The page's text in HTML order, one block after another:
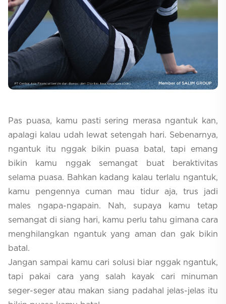
Selfcare
Pas puasa, kamu pasti sering merasa ngantuk kan,
apalagi kalau udah lewat setengah hari. Sebenarnya,
ngantuk itu nggak bikin puasa batal, tapi emang
bikin kamu nggak semangat buat beraktivitas
selama puasa. Bahkan kadang kalau terlalu ngantuk,
kamu pengennya cuman mau tidur aja, trus jadi
males ngapa-ngapain. Nah, supaya kamu tetap
semangat di siang hari, kamu perlu tahu gimana cara
menghilangkan ngantuk yang aman dan gak bikin
batal.
Jangan sampai kamu cari solusi biar nggak ngantuk,
tapi pakai cara yang salah kayak cari minuman
seger-seger atau makan siang padahal jelas-jelas itu